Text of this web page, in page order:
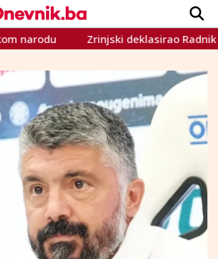
VIJESTI
SPORT
INTERVIEW
TEME
CRNA KRONIKA
LIFESTYLE
© Dnevnik.ba 2023.
Zrinjski deklasirao Radnik i